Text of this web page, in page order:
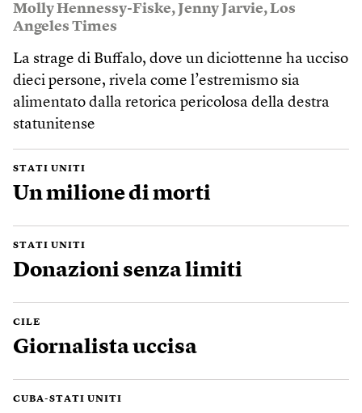
Molly Hennessy-Fiske, Jenny Jarvie,Los
Angeles Times
La strage di Buffalo, dove un diciottenne ha ucciso
dieci persone, rivela come l’estremismo sia
alimentato dalla retorica pericolosa della destra
statunitense
STATI UNITI
Un milione di morti
STATI UNITI
Donazioni senza limiti
CILE
Giornalista uccisa
CUBA-STATI UNITI